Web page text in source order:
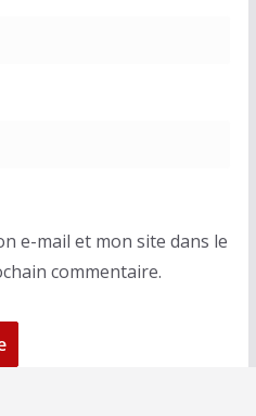
e-mail et mon site dans le
commentaire.